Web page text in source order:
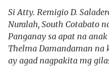
Si Atty. Remigio D.
Nuralah, South Cotabato
Panganay sa apat na
Thelma Damandaman na
ay agad nagpakita mg